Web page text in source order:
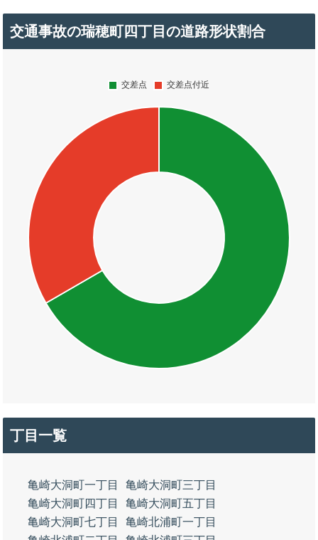
交通事故の瑞穂町四丁目の道路形状割合
丁目一覧
亀崎大洞町一丁目
亀崎大洞町三丁目
亀崎大洞町四丁目
亀崎大洞町五丁目
亀崎大洞町七丁目
亀崎北浦町一丁目